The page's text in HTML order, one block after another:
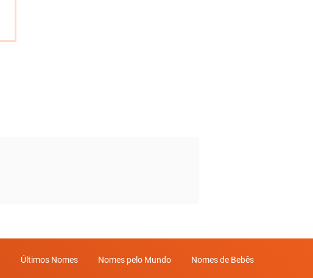
Últimos Nomes Nomes pelo Mundo Nomes de Bebês